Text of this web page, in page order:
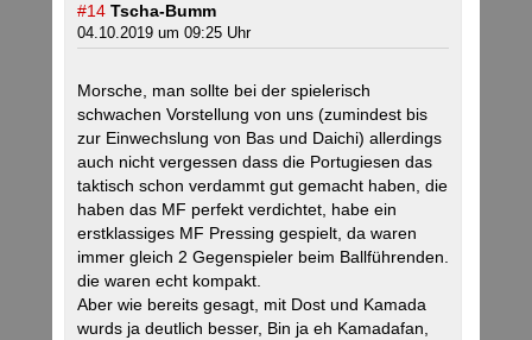
#14 Tscha-Bumm
04.10.2019 um 09:25 Uhr
Morsche, man sollte bei der spielerisch
schwachen Vorstellung von uns (zumindest bis
zur Einwechslung von Bas und Daichi) allerdings
auch nicht vergessen dass die Portugiesen das
taktisch schon verdammt gut gemacht haben, die
haben das MF perfekt verdichtet, habe ein
erstklassiges MF Pressing gespielt, da waren
immer gleich 2 Gegenspieler beim Ballführenden.
die waren echt kompakt.
Aber wie bereits gesagt, mit Dost und Kamada
wurds ja deutlich besser, Bin ja eh Kamadafan,